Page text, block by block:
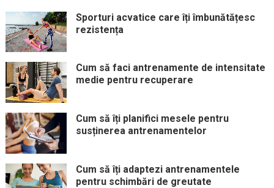
Sporturi acvatice care îți îmbunătățesc
rezistența
Cum să faci antrenamente de intensitate
medie pentru recuperare
Cum să îți planifici mesele pentru
susținerea antrenamentelor
Cum să îți adaptezi antrenamentele
pentru schimbări de greutate